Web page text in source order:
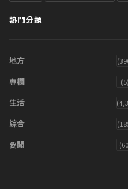
熱門分類
地方
專欄 (5)
生活
綜合
要聞